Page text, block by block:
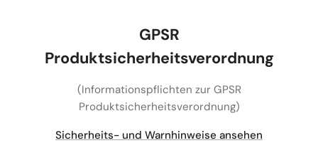
GPSR
Produktsicherheitsverordnung
(Informationspflichten zur GPSR
Produktsicherheitsverordnung)
Sicherheits- und Warnhinweise ansehen